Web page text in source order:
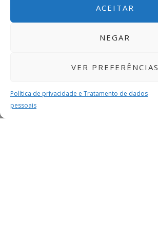
ACEITAR
NEGAR
VER PREFERÊNCIAS
Política de privacidade e Tratamento de dados
pessoais